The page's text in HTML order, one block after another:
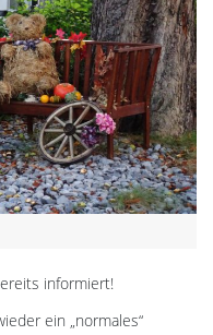
informiert!
ein „normales“